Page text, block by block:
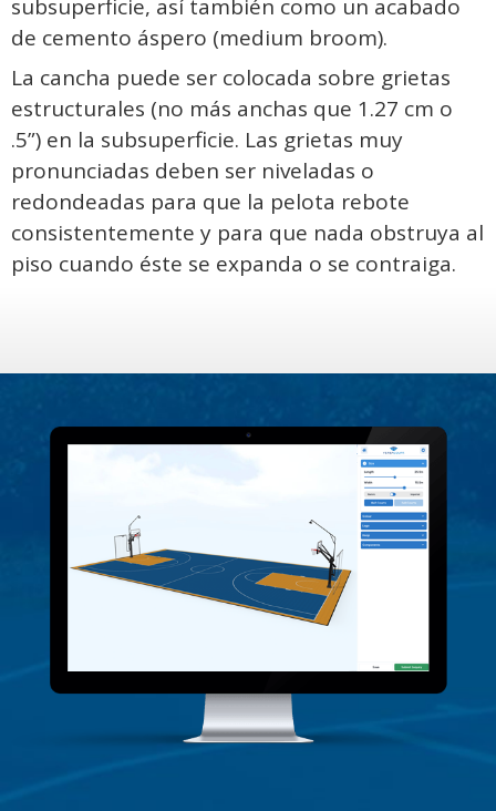
subsuperficie, así también como un acabado
de cemento áspero (medium broom).
La cancha puede ser colocada sobre grietas
estructurales (no más anchas que 1.27 cm o
.5”) en la subsuperficie. Las grietas muy
pronunciadas deben ser niveladas o
redondeadas para que la pelota rebote
consistentemente y para que nada obstruya al
piso cuando éste se expanda o se contraiga.